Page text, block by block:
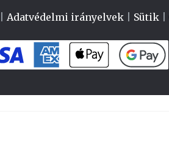
|Adatvédelmi irányelvek Sütik